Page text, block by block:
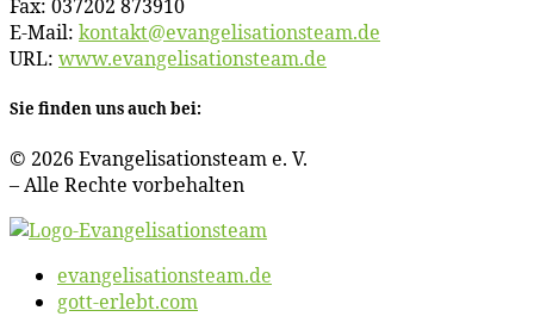
Fax: 037202 873910
E‑Mail: kontakt@​evangelisationsteam.​de
URL: www​.evan​ge​li​sa​ti​ons​team​.de
Sie fin­den uns auch bei:
© 2026 Evan­ge­li­sa­ti­ons­team e. V.
– Al­le Rech­te vorbehalten
evangelisationsteam.de
gott-erlebt.com